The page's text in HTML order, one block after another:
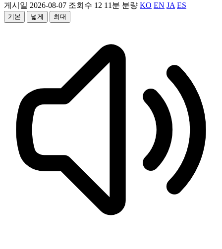
게시일 2026-08-07 조회수 12 11분 분량 KO EN JA ES
기본 넓게 최대